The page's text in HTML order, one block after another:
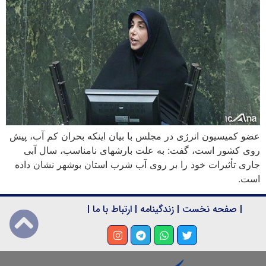
عضو کمیسیون انرژی در مجلس با بیان اینکه بحران کم آب، پیش
روی کشور است، گفت: به علت بارشهای نامناسب، سال آبی
جاری تأثیرات خود را بر روی آب شرب استان بوشهر نشان داده
است.
| صفحه نخست | زندگینامه | ارتباط با ما |